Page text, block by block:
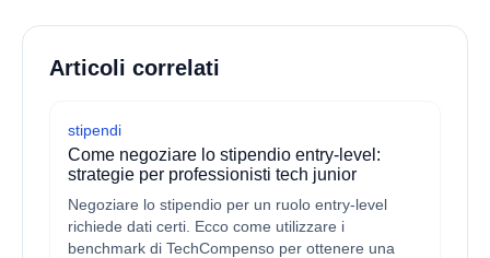
Articoli correlati
stipendi
Come negoziare lo stipendio entry-level:
strategie per professionisti tech junior
Negoziare lo stipendio per un ruolo entry-level
richiede dati certi. Ecco come utilizzare i
benchmark di TechCompenso per ottenere una